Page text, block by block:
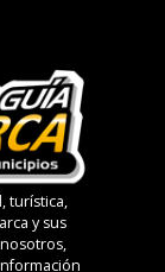
turística,
y sus